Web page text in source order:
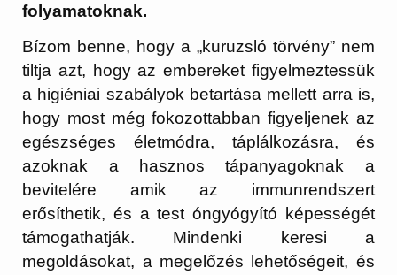
folyamatoknak.
Bízom benne, hogy a „kuruzsló törvény” nem
tiltja azt, hogy az embereket figyelmeztessük
a higiéniai szabályok betartása mellett arra is,
hogy most még fokozottabban figyeljenek az
egészséges életmódra, táplálkozásra, és
azoknak a hasznos tápanyagoknak a
bevitelére amik az immunrendszert
erősíthetik, és a test óngyógyító képességét
támogathatják. Mindenki keresi a
megoldásokat, a megelőzés lehetőségeit, és